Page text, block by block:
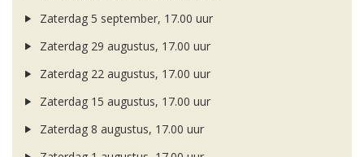
Zaterdag 5 september, 17.00 uur
Zaterdag 29 augustus, 17.00 uur
Zaterdag 22 augustus, 17.00 uur
Zaterdag 15 augustus, 17.00 uur
Zaterdag 8 augustus, 17.00 uur